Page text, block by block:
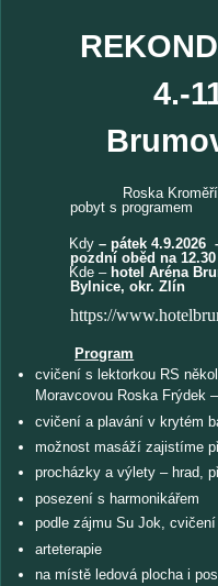
4.-
Roska
pobyt s programem
Kdy– pátek 4.9.2026
pozdní oběd na
Kde – hotel Aréna
Bylnice, okr. Zlín
https://
Program
cvičení s lektorkou RS
Moravcovou Roska Frýdek
cvičení a plavání v krytém
možnost masáží zajistíme
procházky a výlety – hrad,
posezení s harmonikářem
podle zájmu Su Jok,
arteterapie
na místě ledová plocha i